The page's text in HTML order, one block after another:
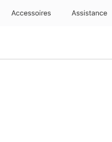
Accessoires Assistance